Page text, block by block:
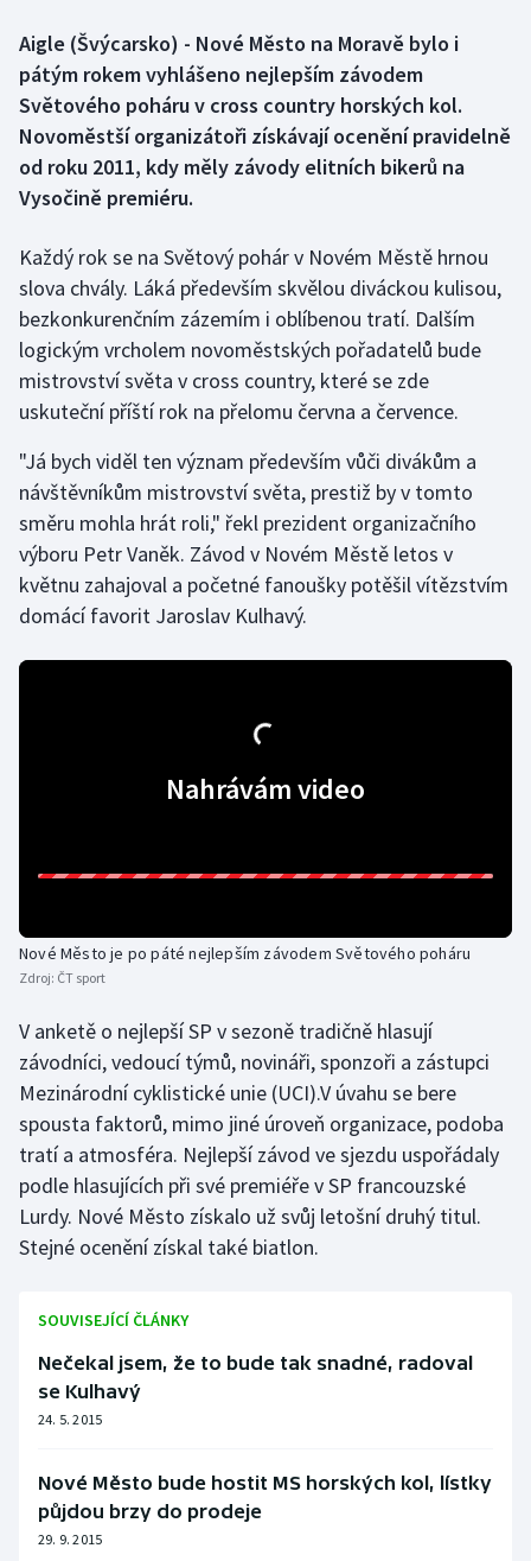
Florbal
Futsal
Golf
Házená
Jezdectví
Judo
Krasobruslení
Lezení
Lyže a snowboard
Ragby
Rychlobruslení
Rychlostní kanoistika
Short track
Sportovní střelba
Stolní tenis
Triatlon
Veslování
Volejbal
Ostatní
Aigle (Švýcarsko) - Nové Město na Moravě bylo i
pátým rokem vyhlášeno nejlepším závodem
Světového poháru v cross country horských kol.
Novoměstší organizátoři získávají ocenění pravidelně
od roku 2011, kdy měly závody elitních bikerů na
Vysočině premiéru.
Každý rok se na Světový pohár v Novém Městě hrnou
slova chvály. Láká především skvělou diváckou kulisou,
bezkonkurenčním zázemím i oblíbenou tratí. Dalším
logickým vrcholem novoměstských pořadatelů bude
mistrovství světa v cross country, které se zde
uskuteční příští rok na přelomu června a července.
"Já bych viděl ten význam především vůči divákům a
návštěvníkům mistrovství světa, prestiž by v tomto
směru mohla hrát roli," řekl prezident organizačního
výboru Petr Vaněk. Závod v Novém Městě letos v
květnu zahajoval a početné fanoušky potěšil vítězstvím
domácí favorit Jaroslav Kulhavý.
Nahrávám video
Nové Město je po páté nejlepším závodem Světového poháru
Zdroj: ČT sport
V anketě o nejlepší SP v sezoně tradičně hlasují
závodníci, vedoucí týmů, novináři, sponzoři a zástupci
Mezinárodní cyklistické unie (UCI).V úvahu se bere
spousta faktorů, mimo jiné úroveň organizace, podoba
tratí a atmosféra. Nejlepší závod ve sjezdu uspořádaly
podle hlasujících při své premiéře v SP francouzské
Lurdy. Nové Město získalo už svůj letošní druhý titul.
Stejné ocenění získal také biatlon.
SOUVISEJÍCÍ ČLÁNKY
Nečekal jsem, že to bude tak snadné, radoval
se Kulhavý
24. 5. 2015
Nové Město bude hostit MS horských kol, lístky
půjdou brzy do prodeje
29. 9. 2015